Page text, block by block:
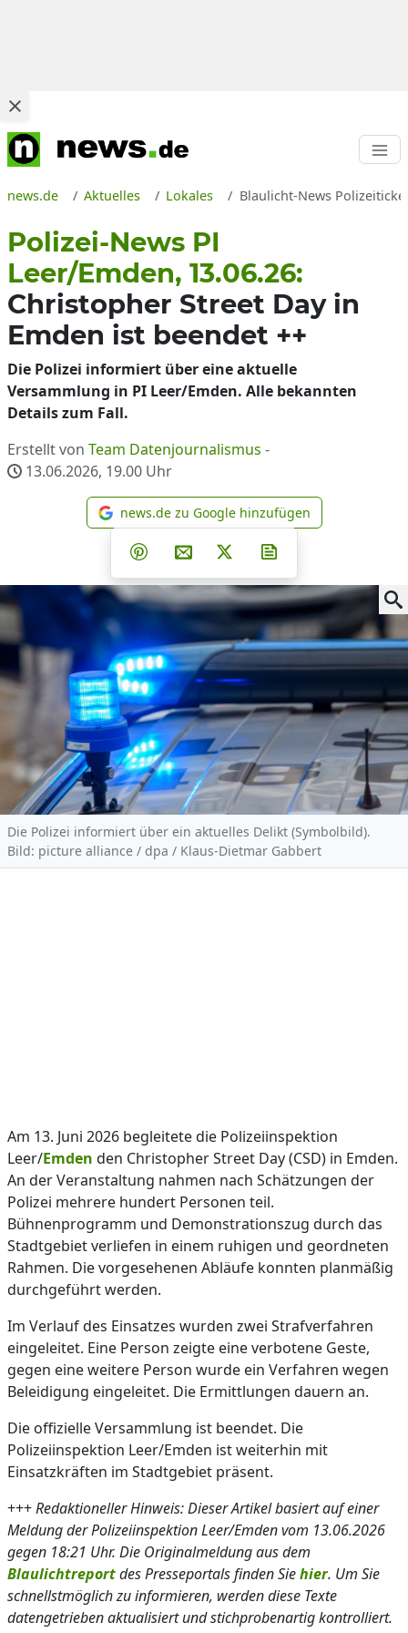
news.de Aktuelles Lokales Blaulicht-News
Polizei-News PI
Leer/Emden, 13.06.26:
Christopher Street Day in
Emden ist beendet ++
Die Polizei informiert über eine aktuelle
Versammlung in PI Leer/Emden. Alle bekannten
Details zum Fall.
Erstellt von Team Datenjournalismus -
13.06.2026, 19.00 Uhr
news.de zu Google
news.de zu Google hinzufügen
Teilen auf Facebook
Teilen auf Whatsapp
Teilen auf Telegram
Teilen auf Pinterest
Per E-Mail teilen
Post auf X
Die Polizei informiert über ein aktuelles Delikt (Symbolbild).
Bild: picture alliance / dpa / Klaus-Dietmar Gabbert
Am 13. Juni 2026 begleitete die Polizeiinspektion
Leer/Emden den Christopher Street Day (CSD) in Emden.
An der Veranstaltung nahmen nach Schätzungen der
Polizei mehrere hundert Personen teil.
Bühnenprogramm und Demonstrationszug durch das
Stadtgebiet verliefen in einem ruhigen und geordneten
Rahmen. Die vorgesehenen Abläufe konnten planmäßig
durchgeführt werden.
Im Verlauf des Einsatzes wurden zwei Strafverfahren
eingeleitet. Eine Person zeigte eine verbotene Geste,
gegen eine weitere Person wurde ein Verfahren wegen
Beleidigung eingeleitet. Die Ermittlungen dauern an.
Die offizielle Versammlung ist beendet. Die
Polizeiinspektion Leer/Emden ist weiterhin mit
Einsatzkräften im Stadtgebiet präsent.
+++Redaktioneller Hinweis: Dieser Artikel basiert auf einer
Meldung der Polizeiinspektion Leer/Emden vom 13.06.2026
gegen 18:21 Uhr. Die Originalmeldung aus dem
Blaulichtreportdes Presseportals finden Siehier. Um Sie
schnellstmöglich zu informieren, werden diese Texte
datengetrieben aktualisiert und stichprobenartig kontrolliert.